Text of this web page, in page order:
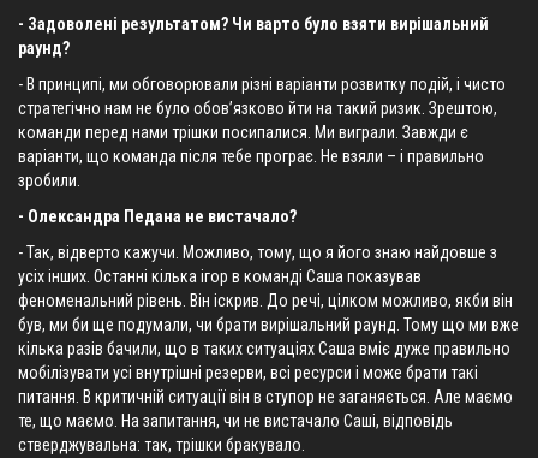
- Задоволені результатом? Чи варто було взяти вирішальний
раунд?
- В принципі, ми обговорювали різні варіанти розвитку подій, і чисто
стратегічно нам не було обов’язково йти на такий ризик. Зрештою,
команди перед нами трішки посипалися. Ми виграли. Завжди є
варіанти, що команда після тебе програє. Не взяли – і правильно
зробили.
- Олександра Педана не вистачало?
- Так, відверто кажучи. Можливо, тому, що я його знаю найдовше з
усіх інших. Останні кілька ігор в команді Саша показував
феноменальний рівень. Він іскрив. До речі, цілком можливо, якби він
був, ми би ще подумали, чи брати вирішальний раунд. Тому що ми вже
кілька разів бачили, що в таких ситуаціях Саша вміє дуже правильно
мобілізувати усі внутрішні резерви, всі ресурси і може брати такі
питання. В критичній ситуації він в ступор не заганяється. Але маємо
те, що маємо. На запитання, чи не вистачало Саші, відповідь
стверджувальна: так, трішки бракувало.